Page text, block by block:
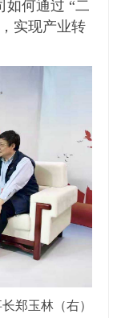
如何通过 “二
实现产业转
郑玉林（右）